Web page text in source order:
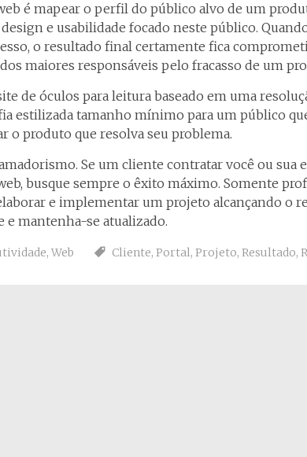
é mapear o perfil do público alvo de um
e usabilidade focado neste público.
o resultado final certamente fica
maiores responsáveis pelo fracasso de um
de óculos para leitura baseado em uma
estilizada tamanho mínimo para um público
o produto que resolva seu problema.
Se um cliente contratar você ou sua
busque sempre o êxito máximo. Somente
e implementar um projeto alcançando o
e mantenha-se atualizado.
, Web Cliente, Portal, Projeto, Resultado,